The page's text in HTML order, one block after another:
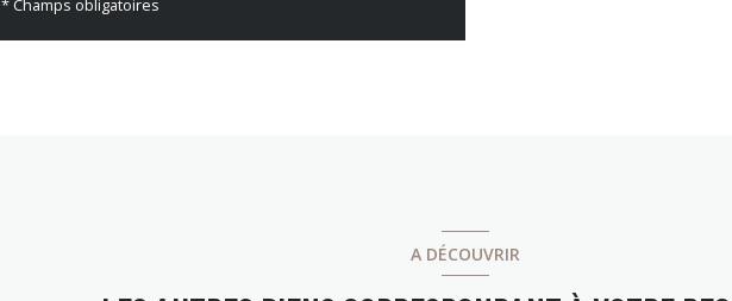
* Champs obligatoires
A DÉCOUVRIR